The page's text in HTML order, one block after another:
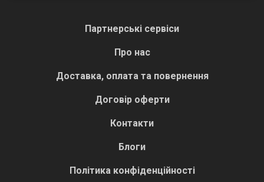
Партнерські сервіси
Про нас
Доставка, оплата та повернення
Договір оферти
Контакти
Блоги
Політика конфіденційності